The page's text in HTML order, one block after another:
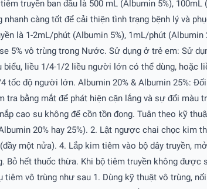
truyền ban đầu là 500 mL (Albumin 5%), 100mL
càng tốt để cải thiện tình trạng bệnh lý và
là 1-2mL/phút (Albumin 5%), 1mL/phút (Albumin
5% vô trùng trong Nước. Sử dụng ở trẻ em: Sử
liều 1/4-1/2 liều người lớn có thể dùng, hoặc
tốc độ người lớn. Albumin 20% & Albumin 25%:
bằng mắt để phát hiện cặn lắng và sự đổi màu
cao su không để cồn tồn đọng. Tuân theo kỹ
20% hay 25%). 2. Lật ngược chai chọc kim
một nửa). 4. Lắp kim tiêm vào bộ dây truyền,
hết thuốc thừa. Khi bộ tiêm truyền không
vô trùng như sau 1. Dùng kỹ thuật vô trùng,